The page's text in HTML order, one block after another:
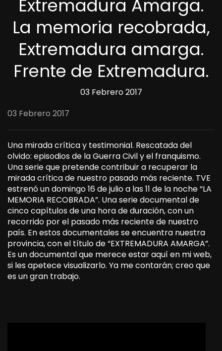
Extremadura Amarga.
La memoria recobrada,
Extremadura amarga.
Frente de Extremadura.
03 Febrero 2017
03 Febrero 2017
Una mirada crítica y testimonial. Rescatada del
olvido: episodios de la Guerra Civil y el franquismo.
Una serie que pretende contribuir a recuperar la
mirada crítica de nuestro pasado más reciente. TVE
estrenó un domingo 16 de julio a las 11 de la noche “LA
MEMORIA RECOBRADA”. Una serie documental de
cinco capítulos de una hora de duración, con un
recorrido por el pasado más reciente de nuestro
país. En estos documentales se encuentra nuestra
provincia, con el título de “EXTREMADURA AMARGA”.
Es un documental que merece estar aquí en mi web,
si les apetece visualizarlo. Ya me contarán; creo que
es un gran trabajo.